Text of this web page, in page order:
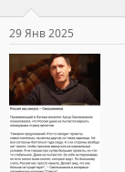
29 Янв 2025